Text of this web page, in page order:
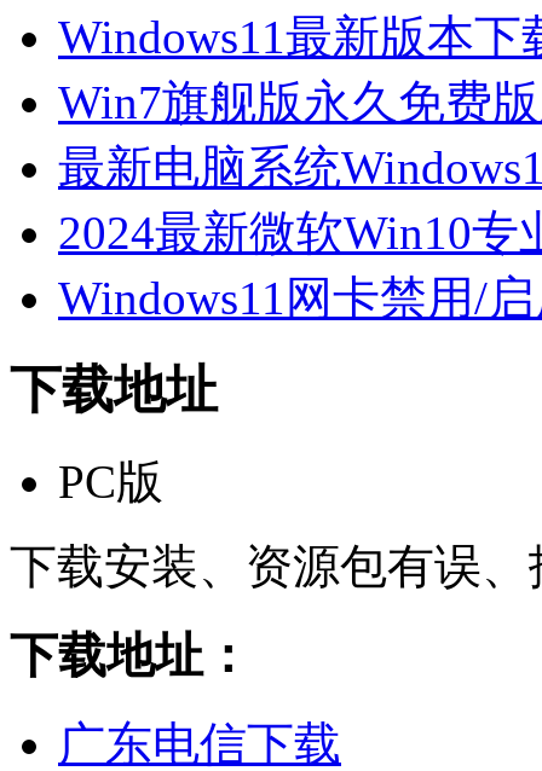
Windows11最新版本下
Win7旗舰版永久免费
最新电脑系统
2024最新微软Win10专
Windows11网卡禁用/
下载地址
PC版
下载安装、资源包有误
下载地址：
广东电信下载